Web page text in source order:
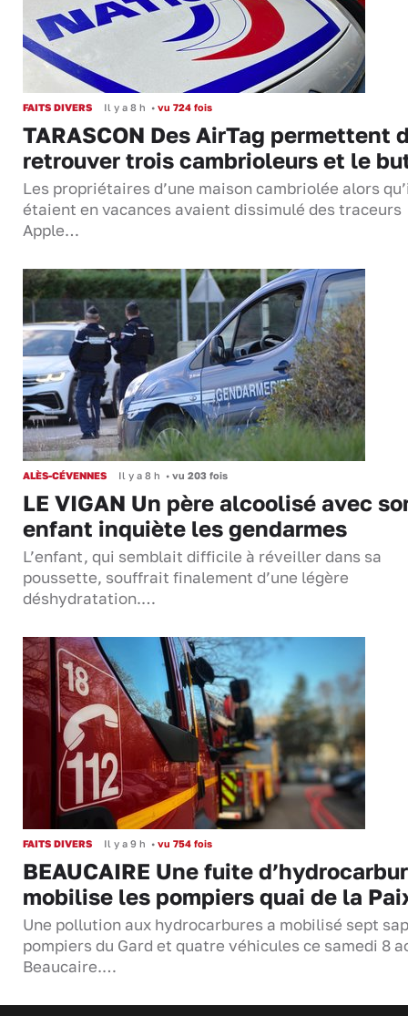
FAITS DIVERS Il y a 8 h • vu 724 fois
TARASCON Des AirTag permettent
retrouver trois cambrioleurs et le
Les propriétaires d’une maison cambriolée alors
étaient en vacances avaient dissimulé des traceurs
Apple…
ALÈS-CÉVENNES Il y a 8 h • vu 203 fois
LE VIGAN Un père alcoolisé avec
enfant inquiète les gendarmes
L’enfant, qui semblait difficile à réveiller dans sa
poussette, souffrait finalement d’une légère
déshydratation.…
FAITS DIVERS Il y a 9 h • vu 754 fois
BEAUCAIRE Une fuite
mobilise les pompiers quai de la
Une pollution aux hydrocarbures a mobilisé sept
pompiers du Gard et quatre véhicules ce samedi 8
Beaucaire.…